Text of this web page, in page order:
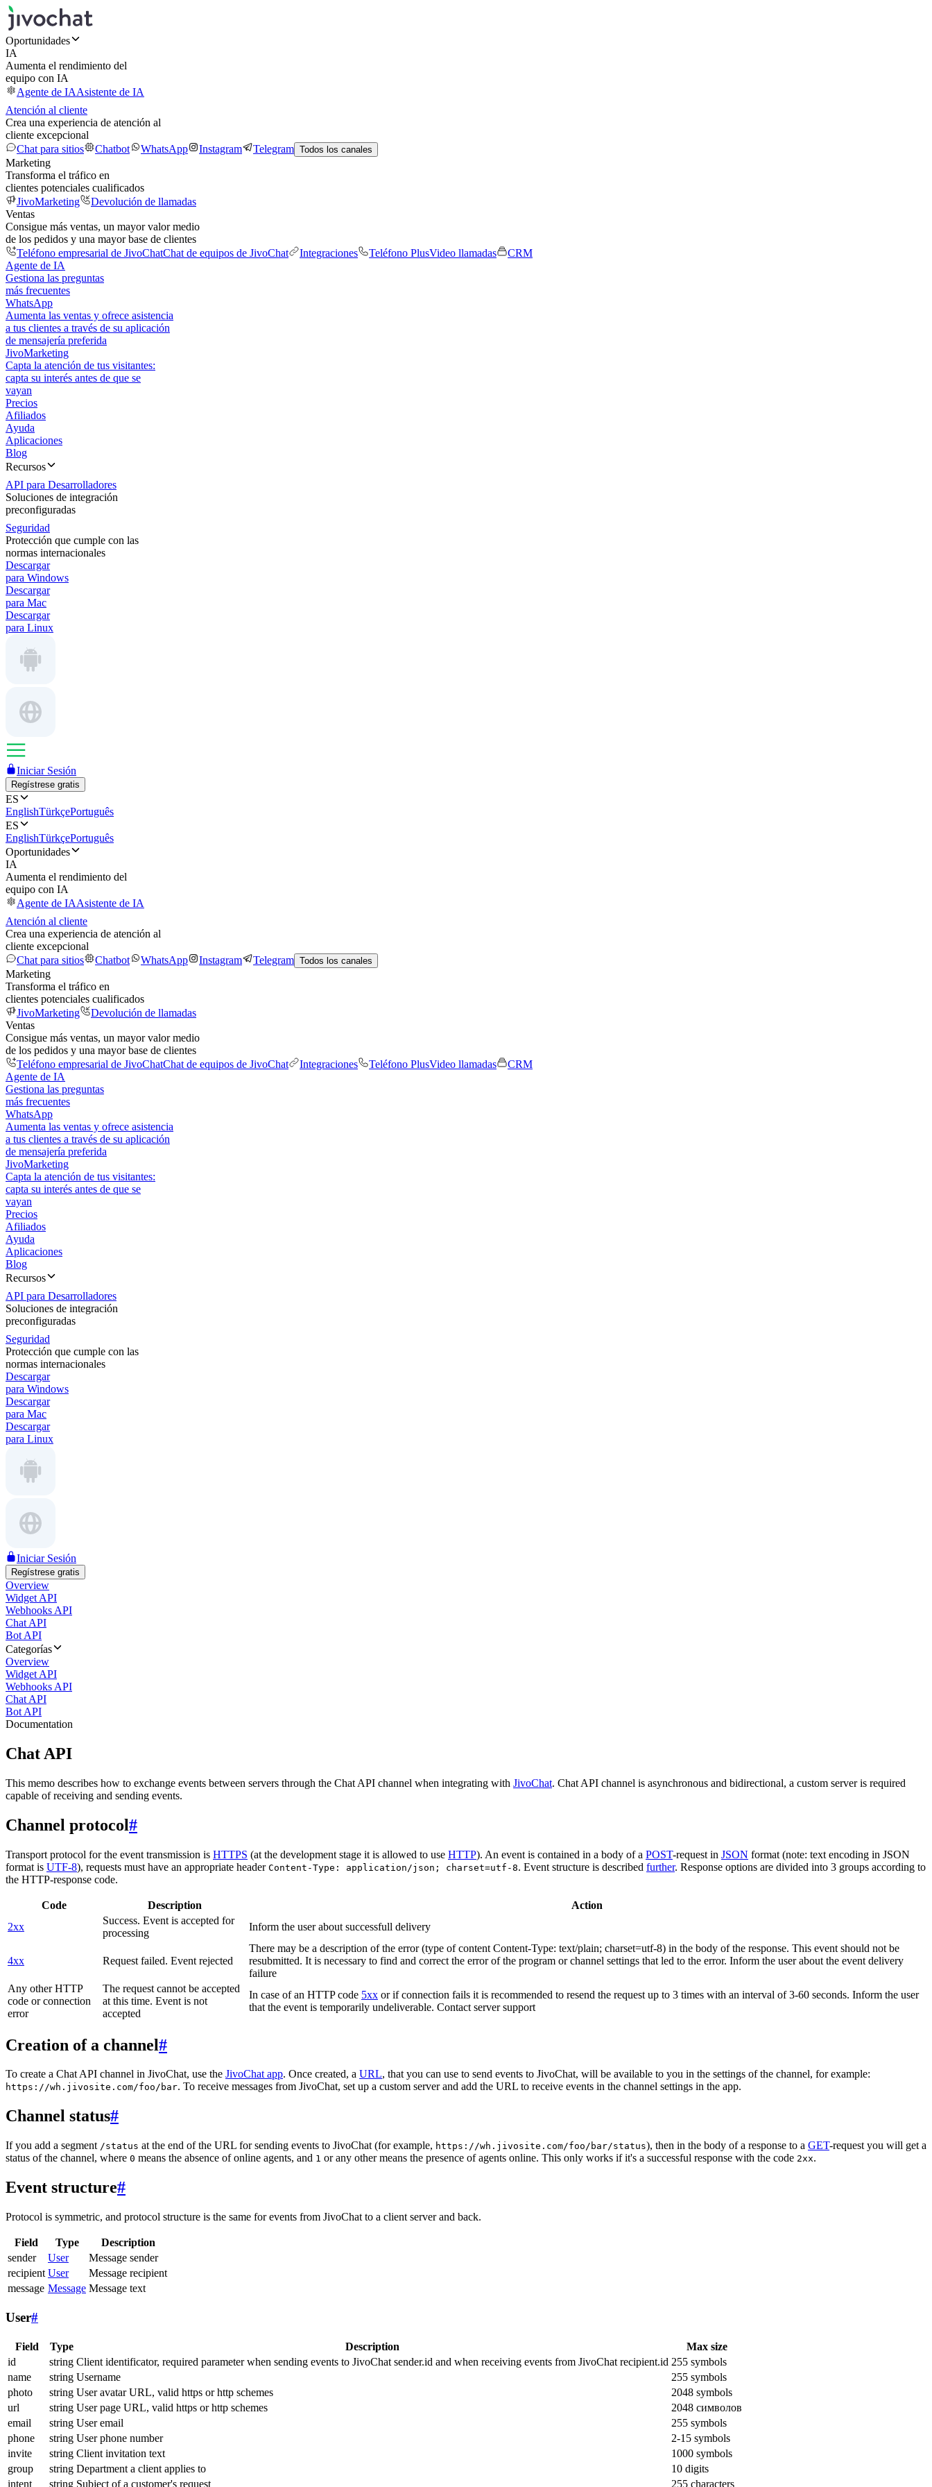
Oportunidades
IA
Aumenta el rendimiento del
equipo con IA
Agente de IAAsistente de IA
Atención al cliente
Crea una experiencia de atención al
cliente excepcional
Chat para sitios
Chatbot WhatsApp Instagram Telegram Todos los canales
Marketing
Transforma el tráfico en
clientes potenciales cualificados
JivoMarketing
Devolución de llamadas
Ventas
Consigue más ventas, un mayor valor medio
de los pedidos y una mayor base de clientes
Teléfono empresarial de JivoChatChat de equipos de JivoChat Integraciones Teléfono PlusVideo llamadas
CRM
Agente de IA
Gestiona las preguntas
más frecuentes
WhatsApp
Aumenta las ventas y ofrece asistencia
a tus clientes a través de su aplicación
de mensajería preferida
JivoMarketing
Capta la atención de tus visitantes:
capta su interés antes de que se
vayan
Precios
Afiliados
Ayuda
Aplicaciones
Blog
Recursos
API para Desarrolladores
Soluciones de integración
preconfiguradas
Seguridad
Protección que cumple con las
normas internacionales
Descargar
para Windows
Descargar
para Mac
Descargar
para Linux
Iniciar Sesión
Regístrese gratis
ES
EnglishTürkçePortuguês
ES
EnglishTürkçePortuguês
Oportunidades
IA
Aumenta el rendimiento del
equipo con IA
Agente de IAAsistente de IA
Atención al cliente
Crea una experiencia de atención al
cliente excepcional
Chat para sitios
Chatbot WhatsApp Instagram Telegram Todos los canales
Marketing
Transforma el tráfico en
clientes potenciales cualificados
JivoMarketing
Devolución de llamadas
Ventas
Consigue más ventas, un mayor valor medio
de los pedidos y una mayor base de clientes
Teléfono empresarial de JivoChatChat de equipos de JivoChat Integraciones Teléfono PlusVideo llamadas
CRM
Agente de IA
Gestiona las preguntas
más frecuentes
WhatsApp
Aumenta las ventas y ofrece asistencia
a tus clientes a través de su aplicación
de mensajería preferida
JivoMarketing
Capta la atención de tus visitantes:
capta su interés antes de que se
vayan
Precios
Afiliados
Ayuda
Aplicaciones
Blog
Recursos
API para Desarrolladores
Soluciones de integración
preconfiguradas
Seguridad
Protección que cumple con las
normas internacionales
Descargar
para Windows
Descargar
para Mac
Descargar
para Linux
Iniciar Sesión
Regístrese gratis
Overview
Widget API
Webhooks API
Chat API
Bot API
Categorías
Overview
Widget API
Webhooks API
Chat API
Bot API
Documentation
Chat API
This memo describes how to exchange events between servers through the Chat API channel when integrating with JivoChat. Chat API channel is asynchronous and bidirectional, a custom server is required
capable of receiving and sending events.
Channel protocol#
Transport protocol for the event transmission is HTTPS (at the development stage it is allowed to use HTTP). An event is contained in a body of a POST-request in JSON format (note: text encoding in JSON
format is UTF-8), requests must have an appropriate header Content-Type: application/json; charset=utf-8. Event structure is described further. Response options are divided into 3 groups according to
the HTTP-response code.
Code Description
Action
2xx
Success. Event is accepted for
processing
Inform the user about successfull delivery
4xx Request failed. Event rejected
There may be a description of the error (type of content Content-Type: text/plain; charset=utf-8) in the body of the response. This event should not be
resubmitted. It is necessary to find and correct the error of the program or channel settings that led to the error. Inform the user about the event delivery
failure
Any other HTTP
code or connection
error
The request cannot be accepted
at this time. Event is not
accepted
In case of an HTTP code 5xx or if connection fails it is recommended to resend the request up to 3 times with an interval of 3-60 seconds. Inform the user
that the event is temporarily undeliverable. Contact server support
Creation of a channel#
To create a Chat API channel in JivoChat, use the JivoChat app. Once created, a URL, that you can use to send events to JivoChat, will be available to you in the settings of the channel, for example:
https://wh.jivosite.com/foo/bar. To receive messages from JivoChat, set up a custom server and add the URL to receive events in the channel settings in the app.
Channel status#
If you add a segment /status at the end of the URL for sending events to JivoChat (for example, https://wh.jivosite.com/foo/bar/status), then in the body of a response to a GET-request you will get a
status of the channel, where 0 means the absence of online agents, and 1 or any other means the presence of agents online. This only works if it's a successful response with the code 2xx.
Event structure#
Protocol is symmetric, and protocol structure is the same for events from JivoChat to a client server and back.
Field Type
Description
sender
User
Message sender
recipient User
Message recipient
message Message Message text
User#
Field Type Description
Max size
id
string Client identificator, required parameter when sending events to JivoChat sender.id and when receiving events from JivoChat recipient.id 255 symbols
name
string Username
255 symbols
photo
string User avatar URL, valid https or http schemes
2048 symbols
url
string User page URL, valid https or http schemes
2048 символов
email
string User email
255 symbols
phone
string User phone number
2-15 symbols
invite
string Client invitation text
1000 symbols
group
string Department a client applies to
10 digits
intent
string Subject of a customer's request 255 characters